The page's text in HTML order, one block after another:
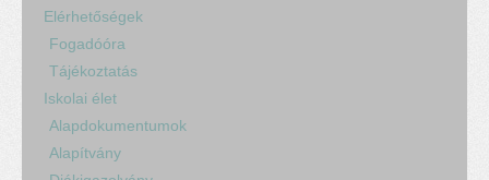
Elérhetőségek
Fogadóóra
Tájékoztatás
Iskolai élet
Alapdokumentumok
Alapítvány